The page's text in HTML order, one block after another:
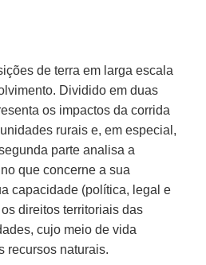
de terra em larga escala
Dividido em duas
os impactos da corrida
rurais e, em especial,
parte analisa a
que concerne a sua
capacidade (política, legal e
direitos territoriais das
cujo meio de vida
recursos naturais.